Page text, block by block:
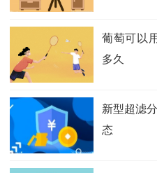
葡萄可以
多久
新型超滤
态